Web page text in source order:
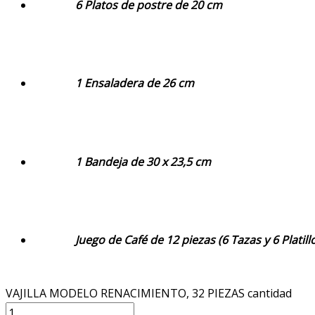
6 Platos de postre de 20 cm
1 Ensaladera de 26 cm
1 Bandeja de 30 x 23,5 cm
Juego de Café de 12 piezas (6 Tazas y 6
VAJILLA MODELO RENACIMIENTO, 32 PIEZAS cantidad